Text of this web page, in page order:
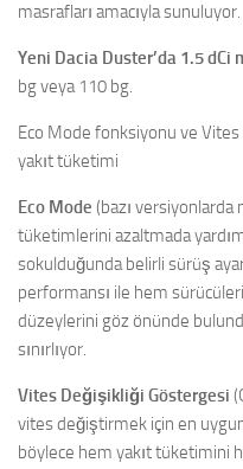
masrafları amacıyla sunuluyor.
Yeni Dacia Duster’da 1.5 dCi
bg veya 110 bg.
Eco Mode fonksiyonu ve
yakıt tüketimi
Eco Mode (bazı versiyonlarda
tüketimlerini azaltmada
sokulduğunda belirli sürüş
performansı ile hem
düzeylerini göz önünde
sınırlıyor.
Vites Değişikliği Göstergesi
vites değiştirmek için en
böylece hem yakıt tüketimini